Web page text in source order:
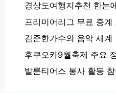
경상도여행지추천 한눈
프리미어리그 무료 중계
김준한가수의 음악 세계
후쿠오카9월축제 주요
발룬티어스 봉사 활동